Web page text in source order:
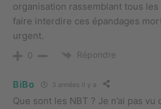
organisation rassemblant tous
faire interdire ces épandages
urgent.
0 Répondre
BiBo 3 années il y a
Que sont les NBT ? Je n’ai pas